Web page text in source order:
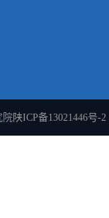
院陕ICP备13021446号-2